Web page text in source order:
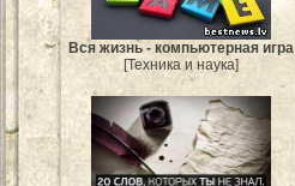
Вся жизнь - компьютерная игра
[Техника и наука]